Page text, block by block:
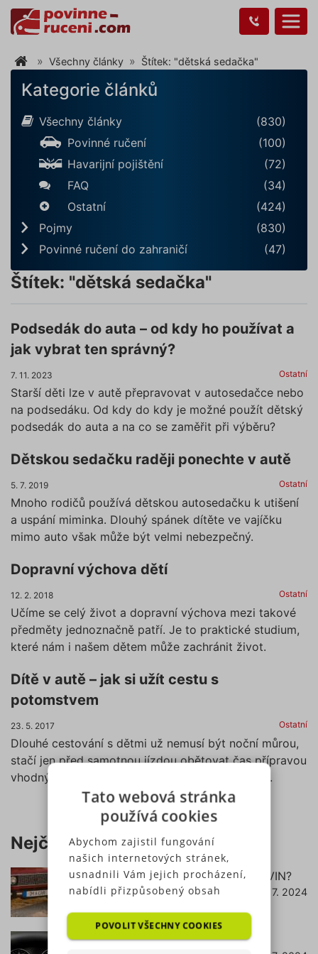
Všechny články Štítek: "dětská sedačka"
Kategorie článků
Všechny články
(830)
Povinné ručení
(100)
Havarijní pojištění
(72)
FAQ
(34)
Ostatní
(424)
Pojmy
(830)
Povinné ručení do zahraničí
(47)
Štítek: "dětská sedačka"
Podsedák do auta – od kdy ho používat a
jak vybrat ten správný?
7. 11. 2023 Ostatní
Starší děti lze v autě přepravovat v autosedačce nebo
na podsedáku. Od kdy do kdy je možné použít dětský
podsedák do auta a na co se zaměřit při výběru?
Dětskou sedačku raději ponechte v autě
5. 7. 2019 Ostatní
Mnoho rodičů používá dětskou autosedačku k utišení
a uspání miminka. Dlouhý spánek dítěte ve vajíčku
mimo auto však může být velmi nebezpečný.
Dopravní výchova dětí
12. 2. 2018 Ostatní
Učíme se celý život a dopravní výchova mezi takové
předměty jednoznačně patří. Je to praktické studium,
které nám i našem dětem může zachránit život.
Dítě v autě – jak si užít cestu s
potomstvem
23. 5. 2017 Ostatní
Dlouhé cestování s dětmi už nemusí být noční můrou,
stačí jen před samotnou jízdou obětovat čas přípravou
vhodných aktivit. Cesta se dá i užít, nejen přežít.
Nejčtenější články
Jak zjistit pojištění podle RZ (SPZ) a VIN?
číst dále 18. 7. 2024
Co znamená svítící kontrolka EPC?
Tato webová stránka
používá cookies
Abychom zajistil fungování
našich internetových stránek,
usnadnili Vám jejich procházení,
nabídli přizpůsobený obsah
analyzovat návštěvnost,
využíváme soubory cookies,
POVOLIT VŠECHNY COOKIES